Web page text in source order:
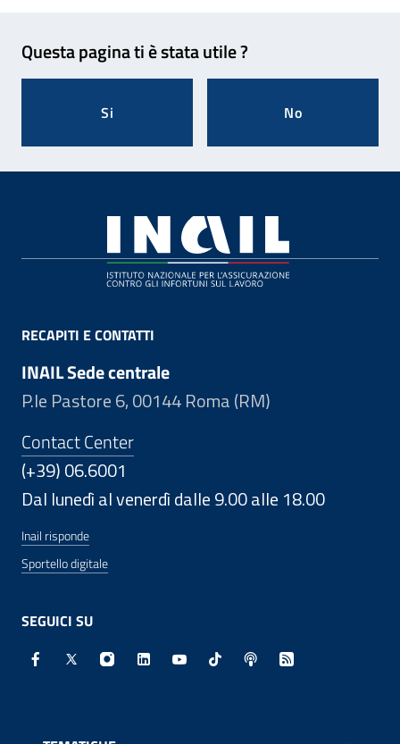
Questa pagina ti è stata utile ?
Si No
RECAPITI E CONTATTI
INAIL Sede centrale
P.le Pastore 6, 00144 Roma (RM)
Contact Center
(+39) 06.6001
Dal lunedì al venerdì dalle 9.00 alle 18.00
Inail risponde
Sportello digitale
SEGUICI SU
Facebook - Sito esterno - Apertura in nuova finestra
X - Sito esterno - Apertura in nuova finestra
Instagram - Sito esterno - Apertura in
Linkedin - Sito esterno - Apertura in
Youtube - Sito esterno -
TikTok - Sito esterno -
Spreaker - Sito
Feed RSS -